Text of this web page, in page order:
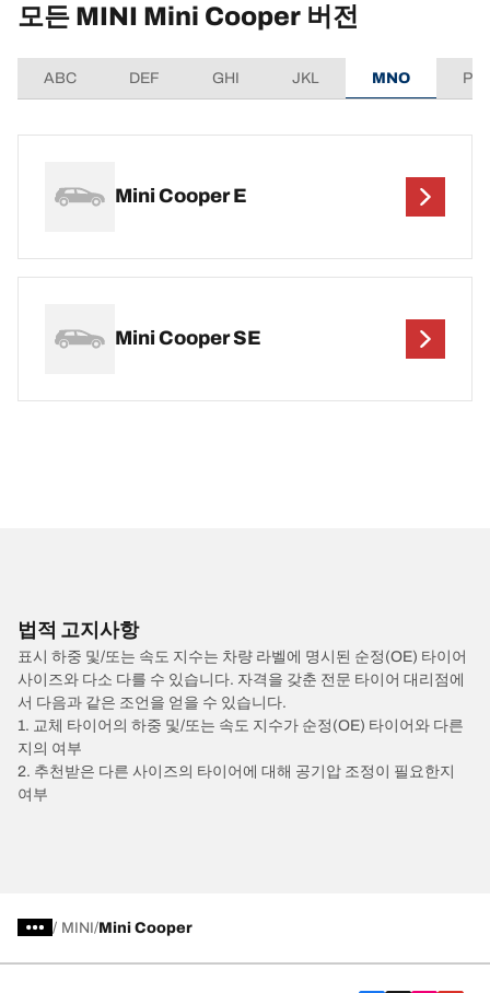
모든 MINI Mini Cooper 버전
ABC DEF GHI JKL MNO
Mini Cooper E
Mini Cooper SE
법적 고지사항
표시 하중 및/또는 속도 지수는 차량 라벨에 명시된 순정(OE) 타이어
사이즈와 다소 다를 수 있습니다. 자격을 갖춘 전문 타이어 대리점에
서 다음과 같은 조언을 얻을 수 있습니다.
1. 교체 타이어의 하중 및/또는 속도 지수가 순정(OE) 타이어와 다른
지의 여부
2. 추천받은 다른 사이즈의 타이어에 대해 공기압 조정이 필요한지
여부
/ MINI Mini Cooper